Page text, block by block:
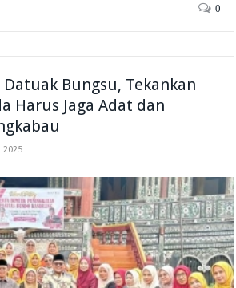
0
Bungsu, Tekankan
Harus Jaga Adat dan
2025